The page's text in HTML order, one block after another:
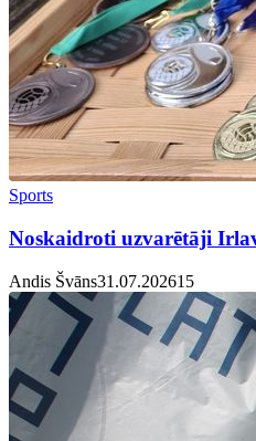
Sports
Noskaidroti uzvarētāji
Andis Švāns31.07.20261 5